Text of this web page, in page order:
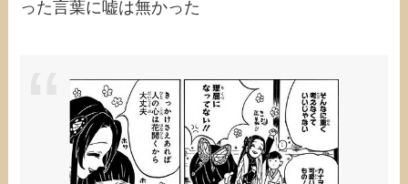
った言葉に嘘は無かった